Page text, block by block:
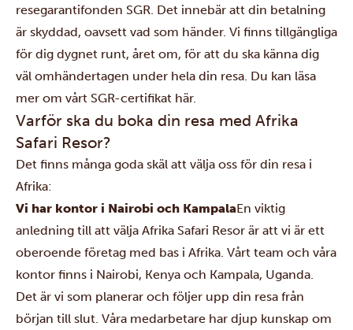
resegarantifonden SGR. Det innebär att din betalning
är skyddad, oavsett vad som händer. Vi finns tillgängliga
för dig dygnet runt, året om, för att du ska känna dig
väl omhändertagen under hela din resa. Du kan läsa
mer om vårt SGR-certifikat här.
Varför ska du boka din resa med Afrika
Safari Resor?
Det finns många goda skäl att välja oss för din resa i
Afrika:
Vi har kontor i Nairobi och KampalaEn viktig
anledning till att välja Afrika Safari Resor är att vi är ett
oberoende företag med bas i Afrika. Vårt team och våra
kontor finns i Nairobi, Kenya och Kampala, Uganda.
Det är vi som planerar och följer upp din resa från
början till slut. Våra medarbetare har djup kunskap om